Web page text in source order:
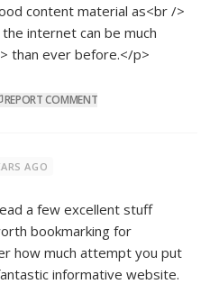
content material as<br />
internet can be much
than ever before.</p>
REPORT COMMENT
AGO
a few excellent stuff
bookmarking for
how much attempt you put
informative website.